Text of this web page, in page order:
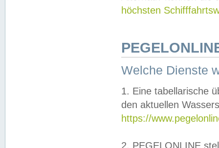
höchsten
Welche Dienste
1. Eine tabellarische
den aktuellen
https://
2. PEGELONLINE